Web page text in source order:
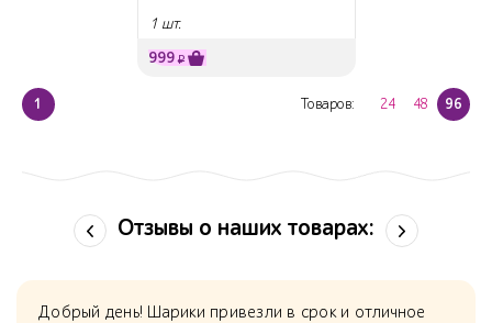
1 шт.
999 ₽
1 Товаров: 24 48 96
Отзывы о наших товарах:
Добрый день! Шарики привезли в срок и отличное